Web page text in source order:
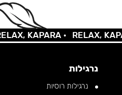
KAPARA • RELAX,
נרגילות
נרגילות רוסיות